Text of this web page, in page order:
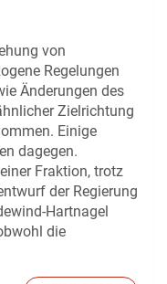
von
Regelungen
Änderungen des
Zielrichtung
Einige
dagegen.
Fraktion, trotz
der Regierung
Hartnagel
die